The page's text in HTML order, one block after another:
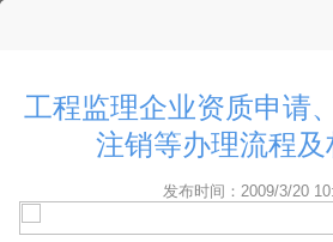
工程监理企业资质申请
注销等办理流程
发布时间：2009/3/20